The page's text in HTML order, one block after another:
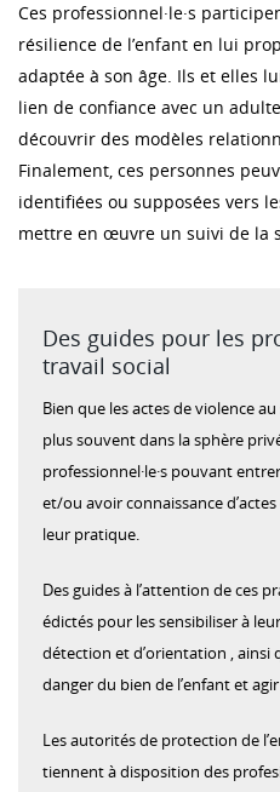
Ces professionnel·le·s
résilience de l’enfant en lui
adaptée à son âge. Ils et elles
lien de confiance avec un
découvrir des modèles
Finalement, ces personnes
identifiées ou supposées vers
mettre en œuvre un suivi de la
Des guides pour les
travail social
Bien que les actes de violence
plus souvent dans la sphère
professionnel·le·s pouvant
et/ou avoir connaissance
leur pratique.
Des guides à l’attention de ces
édictés pour les sensibiliser à
détection et d’orientation , ainsi
danger du bien de l’enfant et
Les autorités de protection de
tiennent à disposition des